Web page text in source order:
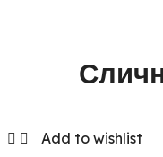
Add to wishlist